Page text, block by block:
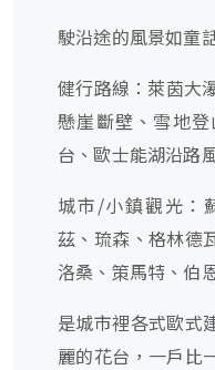
駛沿途的風景如童
健行路線：萊茵大
懸崖斷壁、雪地
台、歐士能湖沿路
城市/小鎮觀光：
茲、琉森、格林德
洛桑、策馬特、伯
是城市裡各式歐式
麗的花台，一戶比